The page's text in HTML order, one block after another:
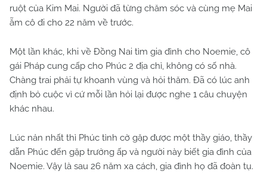
ruột của Kim Mai. Người đã từng chăm sóc và cùng mẹ Mai
ẵm cô đi cho 22 năm về trước.
Một lần khác, khi về Đồng Nai tìm gia đình cho Noemie, cô
gái Pháp cung cấp cho Phúc 2 địa chỉ, không có số nhà.
Chàng trai phải tự khoanh vùng và hỏi thăm. Đã có lúc anh
định bỏ cuộc vì cứ mỗi lần hỏi lại được nghe 1 câu chuyện
khác nhau.
Lúc nản nhất thì Phúc tình cờ gặp được một thầy giáo, thầy
dẫn Phúc đến gặp trưởng ấp và người này biết gia đình của
Noemie. Vậy là sau 26 năm xa cách, gia đình họ đã đoàn tụ.